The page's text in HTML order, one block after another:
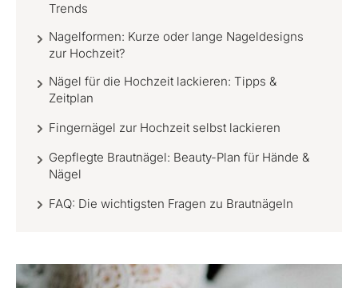
Trends
Nagelformen: Kurze oder lange Nageldesigns
zur Hochzeit?
Nägel für die Hochzeit lackieren: Tipps &
Zeitplan
Fingernägel zur Hochzeit selbst lackieren
Gepflegte Brautnägel: Beauty-Plan für Hände &
Nägel
FAQ: Die wichtigsten Fragen zu Brautnägeln